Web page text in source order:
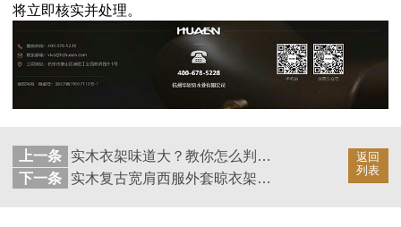
将立即核实并处理。
返回
列表
上一条
实木衣架味道大？教你怎么判断实木衣架好坏【华恩】
下一条
实木复古宽肩西服外套晾衣架【华恩】